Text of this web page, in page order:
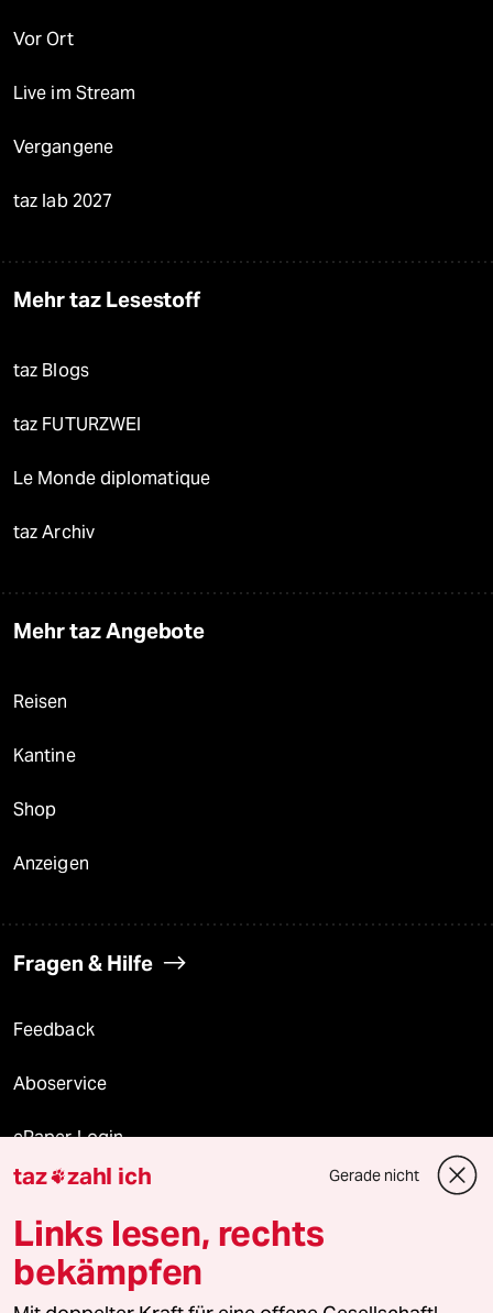
Vor Ort
Live im Stream
Vergangene
taz lab 2027
Mehr taz Lesestoff
taz Blogs
taz FUTURZWEI
Le Monde diplomatique
taz Archiv
Mehr taz Angebote
Reisen
Kantine
Shop
Anzeigen
Fragen & Hilfe
Feedback
Aboservice
ePaper Login
Downloads für Abonnierende
© 2026 taz Verlags und Vertriebs GmbH
taz zahl ich Gerade nicht
Links lesen, rechts
bekämpfen